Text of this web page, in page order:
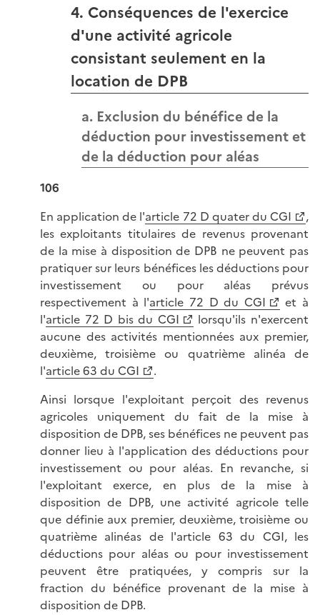
4. Conséquences de l'exercice
d'une activité agricole
consistant seulement en la
location de DPB
a. Exclusion du bénéfice de la
déduction pour investissement et
de la déduction pour aléas
106
En application de l'article 72 D quater du CGI
,
les exploitants titulaires de revenus provenant
de la mise à disposition de DPB ne peuvent pas
pratiquer sur leurs bénéfices les déductions pour
investissement ou pour aléas prévus
respectivement à l'article 72 D du CGI
et à
l'article 72 D bis du CGI
lorsqu'ils n'exercent
aucune des activités mentionnées aux premier,
deuxième, troisième ou quatrième alinéa de
l'article 63 du CGI
.
Ainsi lorsque l'exploitant perçoit des revenus
agricoles uniquement du fait de la mise à
disposition de DPB, ses bénéfices ne peuvent pas
donner lieu à l'application des déductions pour
investissement ou pour aléas. En revanche, si
l'exploitant exerce, en plus de la mise à
disposition de DPB, une activité agricole telle
que définie aux premier, deuxième, troisième ou
quatrième alinéas de l'article 63 du CGI, les
déductions pour aléas ou pour investissement
peuvent être pratiquées, y compris sur la
fraction du bénéfice provenant de la mise à
disposition de DPB.